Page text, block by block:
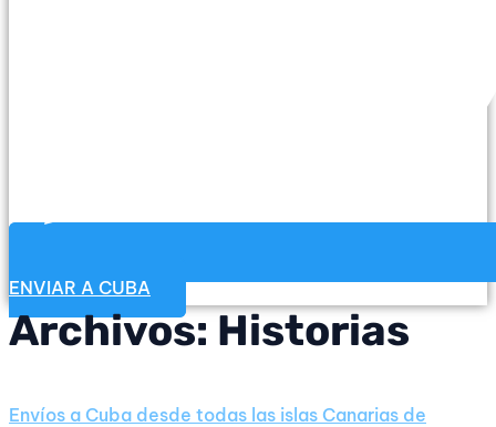
ENVIAR A CUBA
Archivos: Historias
Envíos a Cuba desde todas las islas Canarias de